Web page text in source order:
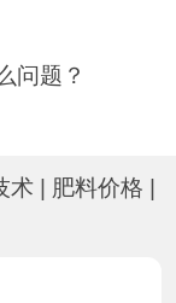
问题？
术 | 肥料价格 |